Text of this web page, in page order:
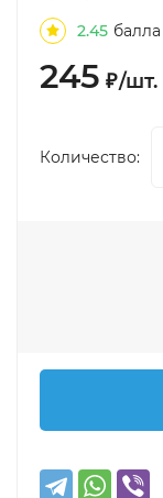
2.45 балла
245 ₽/шт.
Количество: